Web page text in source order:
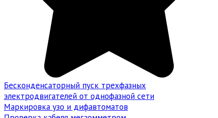
Бесконденсаторный пуск трехфазных
электродвигателей от однофазной сети
Маркировка узо и дифавтоматов